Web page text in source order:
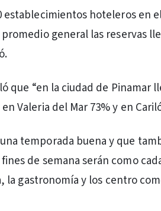
establecimientos hoteleros en
general las reservas
que “en la ciudad de Pinamar
Valeria del Mar 73% y en
temporada buena y que
de semana serán como
la gastronomía y los centro